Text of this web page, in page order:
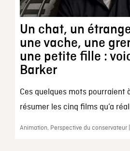
Un chat, un
une vache, une
une petite fille :
Barker
Ces quelques mots pourraient
résumer les cinq films qu’a
Animation, Perspective du conservateur